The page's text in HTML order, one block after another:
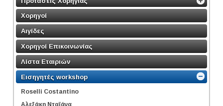
Χορηγοί
Αιγίδες
Χορηγοί Επικοινωνίας
Λίστα Εταιριών
Εισηγητές workshop
Roselli Costantino
Αλεξάκη Νταϊάνα